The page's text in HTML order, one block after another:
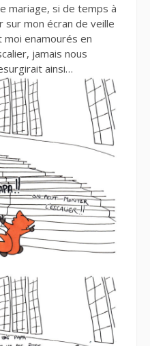
mariage, si de temps à
mon écran de veille
enamourés en
jamais nous
ainsi…